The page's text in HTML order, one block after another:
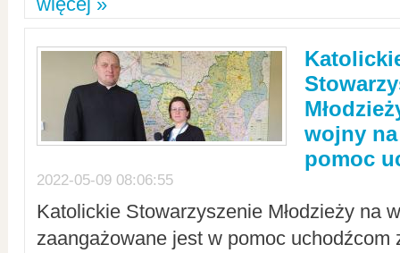
wojny
pomoc
2022-05-09 08:06:55
Katolickie Stowarzyszenie Młodzieży na
zaangażowane jest w pomoc uchodźcom